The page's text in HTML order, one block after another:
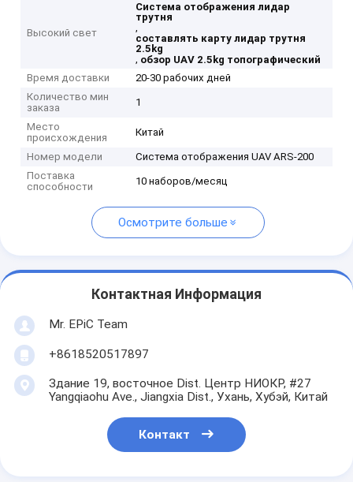
Высокий свет
Система отображения лидар
трутня
,
составлять карту лидар трутня
2.5kg
, обзор UAV 2.5kg топографический
Время доставки
20-30 рабочих дней
Количество мин
заказа
1
Место
происхождения
Китай
Номер модели
Система отображения UAV ARS-200
Поставка
способности
10 наборов/месяц
Осмотрите больше
Контактная Информация
Mr. EPiC Team
+8618520517897
Здание 19, восточное Dist. Центр НИОКР, #27
Yangqiaohu Ave., Jiangxia Dist., Ухань, Хубэй, Китай
Контакт